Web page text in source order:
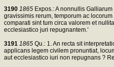
3190 1865 Expos.: A nonnullis
gravissimis rerum, temporum ac
comparati sint tum circa valorem et
ecclesiastico juri repugnantem.'
3191 1865 Qu.: 1. An recta sit
applicans legem civilem pronuntiat,
aut ecclesiastico iuri non repugnans ?